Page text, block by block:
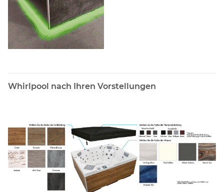
Whirlpool nach Ihren Vorstellungen